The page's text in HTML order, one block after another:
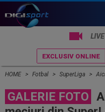
EXCLUSIV ONLINE
HOME Fotbal SuperLiga Aici
GALERIE FOTO